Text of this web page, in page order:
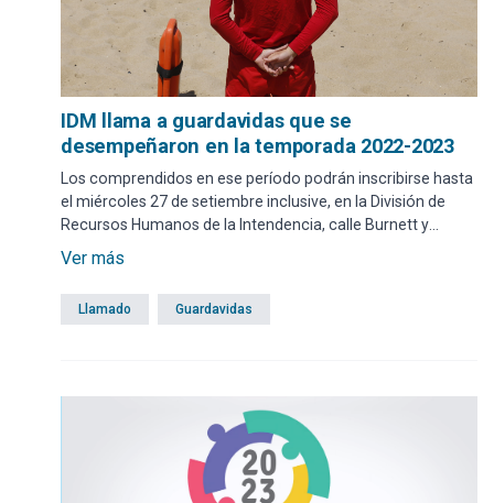
IDM llama a guardavidas que se
desempeñaron en la temporada 2022-2023
Los comprendidos en ese período podrán inscribirse hasta
el miércoles 27 de setiembre inclusive, en la División de
Recursos Humanos de la Intendencia, calle Burnett y
Sarandí, de lunes a viernes de 9.15 a 14.45 horas.
Ver más
Llamado Guardavidas